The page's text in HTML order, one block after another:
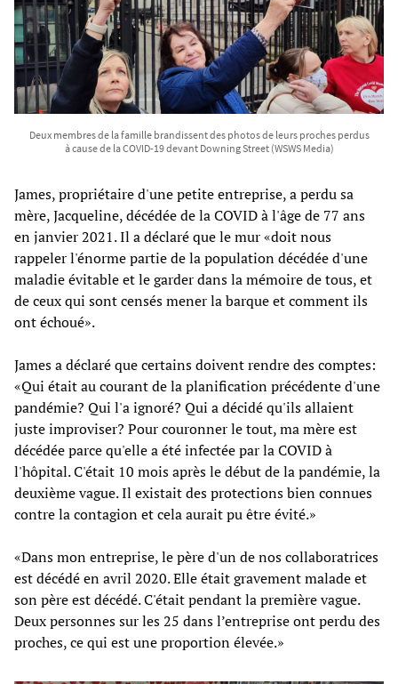
Deux membres de la famille brandissent des photos de leurs proches perdus
à cause de la COVID-19 devant Downing Street (WSWS Media)
James, propriétaire d'une petite entreprise, a perdu sa
mère, Jacqueline, décédée de la COVID à l'âge de 77 ans
en janvier 2021. Il a déclaré que le mur «doit nous
rappeler l'énorme partie de la population décédée d'une
maladie évitable et le garder dans la mémoire de tous, et
de ceux qui sont censés mener la barque et comment ils
ont échoué».
James a déclaré que certains doivent rendre des comptes:
«Qui était au courant de la planification précédente d'une
pandémie? Qui l'a ignoré? Qui a décidé qu'ils allaient
juste improviser? Pour couronner le tout, ma mère est
décédée parce qu'elle a été infectée par la COVID à
l'hôpital. C'était 10 mois après le début de la pandémie, la
deuxième vague. Il existait des protections bien connues
contre la contagion et cela aurait pu être évité.»
«Dans mon entreprise, le père d'un de nos collaboratrices
est décédé en avril 2020. Elle était gravement malade et
son père est décédé. C'était pendant la première vague.
Deux personnes sur les 25 dans l’entreprise ont perdu des
proches, ce qui est une proportion élevée.»